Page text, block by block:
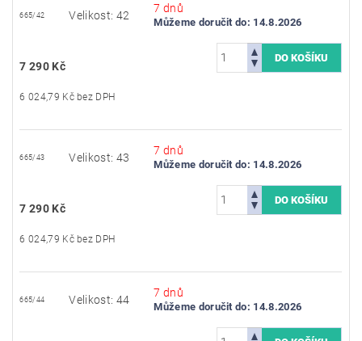
665/42 Velikost: 42
7 dnů
Můžeme doručit do: 14.8.2026
7 290 Kč
6 024,79 Kč bez DPH
665/43 Velikost: 43
7 dnů
Můžeme doručit do: 14.8.2026
7 290 Kč
6 024,79 Kč bez DPH
665/44 Velikost: 44
7 dnů
Můžeme doručit do: 14.8.2026